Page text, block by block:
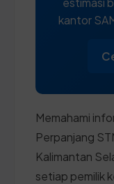
kantor
Memahami
Perpanjang
Kalimantan
setiap pemilik